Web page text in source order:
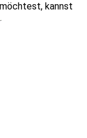
kannst
.